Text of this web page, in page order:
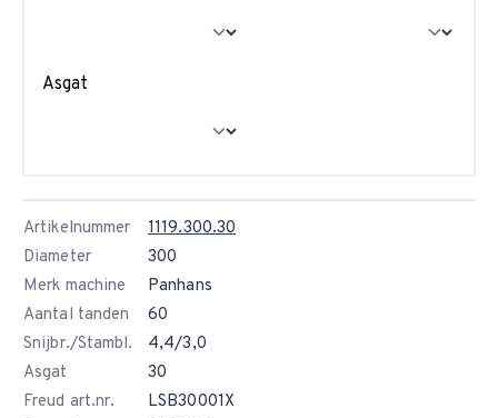
Asgat
Artikelnummer
1119.300.30
Diameter
300
Merk machine
Panhans
Aantal tanden
60
Snijbr./Stambl.
4,4/3,0
Asgat
30
Freud art.nr.
LSB30001X